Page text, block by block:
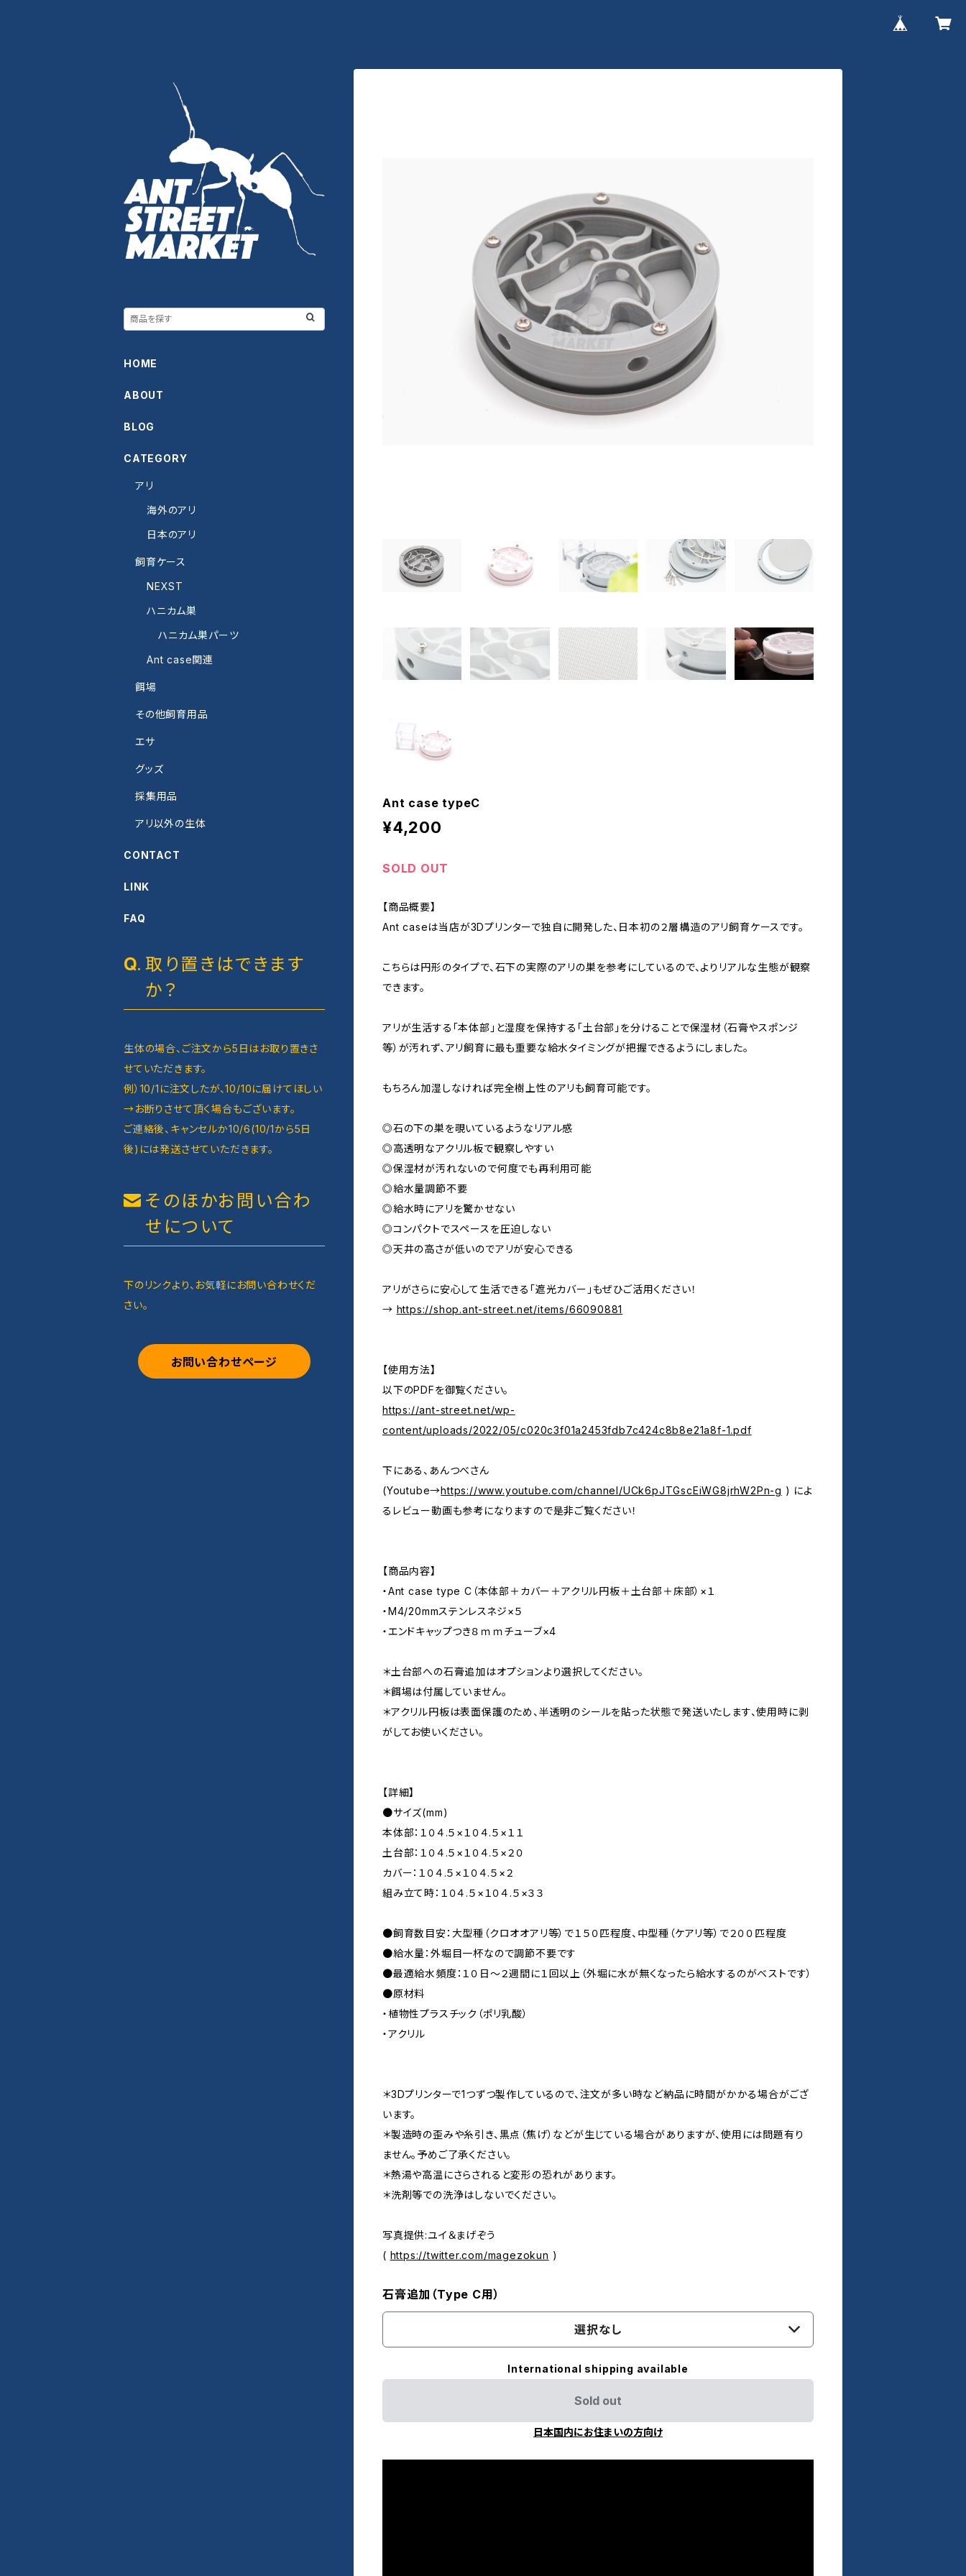
Ant case typeC
¥4,200
SOLD OUT
【商品概要】
Ant caseは当店が3Dプリンターで独自に開発した、日本初の２層構造のアリ飼育ケースです。
こちらは円形のタイプで、石下の実際のアリの巣を参考にしているので、よりリアルな生態が観察
できます。
アリが生活する「本体部」と湿度を保持する「土台部」を分けることで保湿材（石膏やスポンジ
等）が汚れず、アリ飼育に最も重要な給水タイミングが把握できるようにしました。
もちろん加湿しなければ完全樹上性のアリも飼育可能です。
◎石の下の巣を覗いているようなリアル感
◎高透明なアクリル板で観察しやすい
◎保湿材が汚れないので何度でも再利用可能
◎給水量調節不要
◎給水時にアリを驚かせない
◎コンパクトでスペースを圧迫しない
◎天井の高さが低いのでアリが安心できる
アリがさらに安心して生活できる「遮光カバー」もぜひご活用ください！
→ https://shop.ant-street.net/items/66090881
【使用方法】
以下のPDFを御覧ください。
https://ant-street.net/wp-
content/uploads/2022/05/c020c3f01a2453fdb7c424c8b8e21a8f-1.pdf
下にある、あんつべさん
(Youtube→https://www.youtube.com/channel/UCk6pJTGscEiWG8jrhW2Pn-g ) によ
るレビュー動画も参考になりますので是非ご覧ください！
【商品内容】
・Ant case type C（本体部＋カバー＋アクリル円板＋土台部＋床部）×１
・M4/20mmステンレスネジ×５
・エンドキャップつき８ｍｍチューブ×4
＊土台部への石膏追加はオプションより選択してください。
＊餌場は付属していません。
＊アクリル円板は表面保護のため、半透明のシールを貼った状態で発送いたします、使用時に剥
がしてお使いください。
【詳細】
●サイズ(mm)
本体部：１０４.５×１０４.５×１１
土台部：１０４.５×１０４.５×２０
カバー：１０４.５×１０４.５×２
組み立て時：１０４.５×１０４.５×３３
●飼育数目安：大型種（クロオオアリ等）で１５０匹程度、中型種（ケアリ等）で２００匹程度
●給水量：外堀目一杯なので調節不要です
●最適給水頻度：１０日〜２週間に１回以上（外堀に水が無くなったら給水するのがベストです）
●原材料
・植物性プラスチック（ポリ乳酸）
・アクリル
＊3Dプリンターで1つずつ製作しているので、注文が多い時など納品に時間がかかる場合がござ
います。
＊製造時の歪みや糸引き、黒点（焦げ）などが生じている場合がありますが、使用には問題有り
ません。予めご了承ください。
＊熱湯や高温にさらされると変形の恐れがあります。
＊洗剤等での洗浄はしないでください。
写真提供:ユイ＆まげぞう
( https://twitter.com/magezokun )
石膏追加（Type C用）
選択なし
International shipping available
Sold out
日本国内にお住まいの方向け
HOME
ABOUT
BLOG
CATEGORY
アリ
海外のアリ
日本のアリ
飼育ケース
NEXST
ハニカム巣
ハニカム巣パーツ
Ant case関連
餌場
その他飼育用品
エサ
グッズ
採集用品
アリ以外の生体
CONTACT
LINK
FAQ
取り置きはできます
か？
生体の場合、ご注文から5日はお取り置きさ
せていただきます。
例）10/1に注文したが、10/10に届けてほしい
→お断りさせて頂く場合もございます。
ご連絡後、キャンセルか10/6(10/1から5日
後)には発送させていただきます。
そのほかお問い合わ
せについて
下のリンクより、お気軽にお問い合わせくだ
さい。
お問い合わせページ